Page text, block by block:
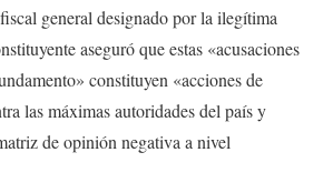
general designado por la ilegítima
aseguró que estas «acusaciones
constituyen «acciones de
las máximas autoridades del país y
de opinión negativa a nivel